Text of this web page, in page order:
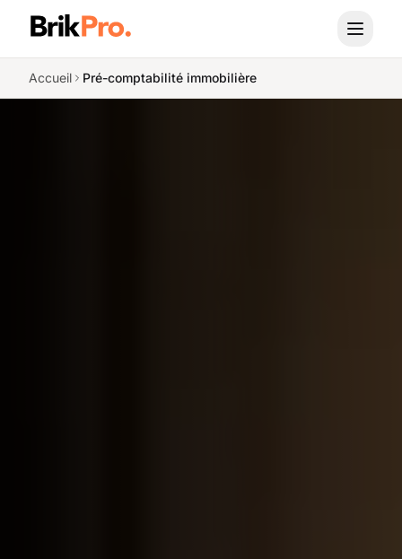
Aller au contenu principal
Accueil Pré-comptabilité immobilière